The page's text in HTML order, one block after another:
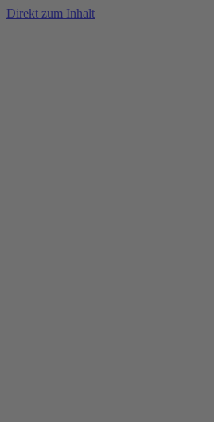
Direkt zum Inhalt